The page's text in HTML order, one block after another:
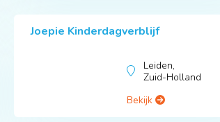
Joepie Kinderdagverblijf
Leiden,
Zuid-Holland
Bekijk